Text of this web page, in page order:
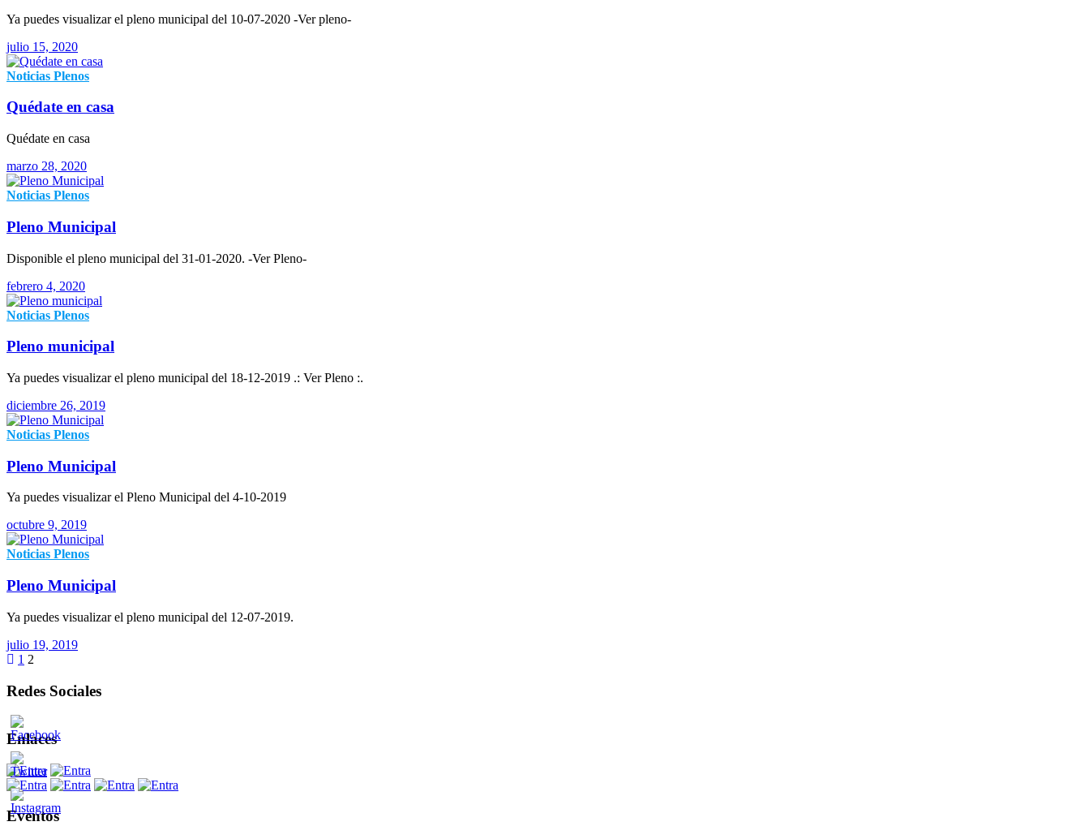
Ya puedes visualizar el pleno municipal del 10-07-2020 -Ver pleno-
julio 15, 2020
Noticias Plenos
Quédate en casa
Quédate en casa
marzo 28, 2020
Noticias Plenos
Pleno Municipal
Disponible el pleno municipal del 31-01-2020. -Ver Pleno-
febrero 4, 2020
Noticias Plenos
Pleno municipal
Ya puedes visualizar el pleno municipal del 18-12-2019 .: Ver Pleno :.
diciembre 26, 2019
Noticias Plenos
Pleno Municipal
Ya puedes visualizar el Pleno Municipal del 4-10-2019
octubre 9, 2019
Noticias Plenos
Pleno Municipal
Ya puedes visualizar el pleno municipal del 12-07-2019.
julio 19, 2019
1 2
Redes Sociales
Enlaces
Eventos